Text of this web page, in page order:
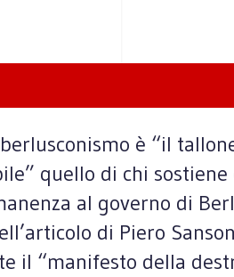
è “il
quello di chi
al governo di
di Piero
il “manifesto della